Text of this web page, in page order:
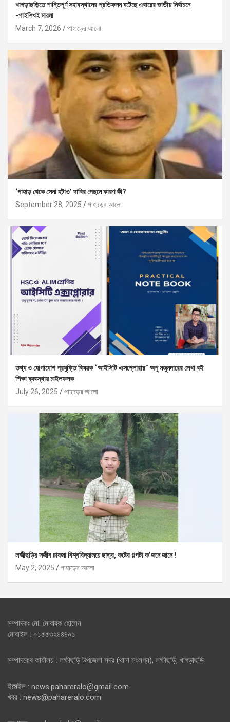
খাগড়াছড়িতে শান্তিপূর্ণ সহাবস্থানের প্রতিফলন ঘটেছে এবারের জাতীয় নির্বাচনে
-পাইশিখই মারমা
March 7, 2026
পাহাড়ের আলো
‘পাহাড় থেকে সেনা হটাও’ দাবির পেছনে কারণ কী?
September 28, 2025
পাহাড়ের আলো
তথ্য ও যোগাযোগ প্রযুক্তি বিষয়ক “আইসিটি এক্সপ্লোরার” অপু মজুমদারের লেখা বই
শিক্ষা ব্যবস্থায় মাইলফলক
July 26, 2025
পাহাড়ের আলো
লক্ষ্মীছড়ির সজীব চাকমা বিশ্ববিদ্যালয়ে ছাত্র, কষ্টের গল্পটা ক’জনে জানে !
May 2, 2025
পাহাড়ের আলো
সম্পাদকঃ মো: মোবারক হোসেন
মোবাইল : ০১৫৫৩২৪৪৪০১
সম্পাদকের কার্যালয় : লক্ষীছড়ি উপজেলা সদর (থানা সংলগ্ন), লক্ষীছড়ি, খাগড়াছড়ি
ইমেইল : news.pahareralo@gmail.com
খবর : news@pahareralo.com